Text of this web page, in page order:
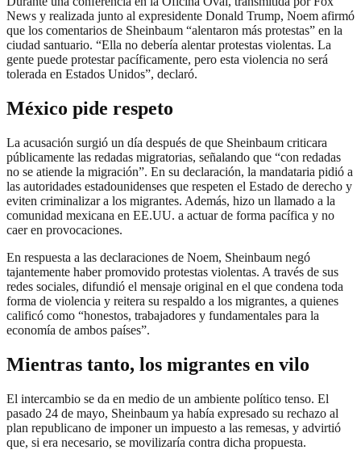
News y realizada junto al expresidente Donald Trump, Noem afirmó
que los comentarios de Sheinbaum “alentaron más protestas” en la
ciudad santuario. “Ella no debería alentar protestas violentas. La
gente puede protestar pacíficamente, pero esta violencia no será
tolerada en Estados Unidos”, declaró.
México pide respeto
La acusación surgió un día después de que Sheinbaum criticara
públicamente las redadas migratorias, señalando que “con redadas
no se atiende la migración”. En su declaración, la mandataria pidió a
las autoridades estadounidenses que respeten el Estado de derecho y
eviten criminalizar a los migrantes. Además, hizo un llamado a la
comunidad mexicana en EE.UU. a actuar de forma pacífica y no
caer en provocaciones.
En respuesta a las declaraciones de Noem, Sheinbaum negó
tajantemente haber promovido protestas violentas. A través de sus
redes sociales, difundió el mensaje original en el que condena toda
forma de violencia y reitera su respaldo a los migrantes, a quienes
calificó como “honestos, trabajadores y fundamentales para la
economía de ambos países”.
Mientras tanto, los migrantes en vilo
El intercambio se da en medio de un ambiente político tenso. El
pasado 24 de mayo, Sheinbaum ya había expresado su rechazo al
plan republicano de imponer un impuesto a las remesas, y advirtió
que, si era necesario, se movilizaría contra dicha propuesta.